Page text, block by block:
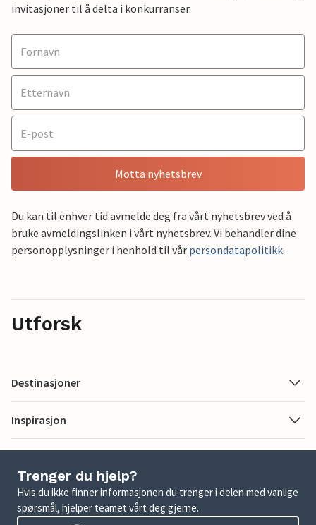
invitasjoner til å delta i konkurranser.
Motta nyhetsbrev
Du kan til enhver tid avmelde deg fra vårt nyhetsbrev ved å
bruke avmeldingslinken i vårt nyhetsbrev. Vi behandler dine
personopplysninger i henhold til vår persondatapolitikk.
Utforsk
Destinasjoner
Inspirasjon
Trenger du hjelp?
Hvis du ikke finner informasjonen du trenger i delen med vanlige
spørsmål, hjelper teamet vårt deg gjerne.